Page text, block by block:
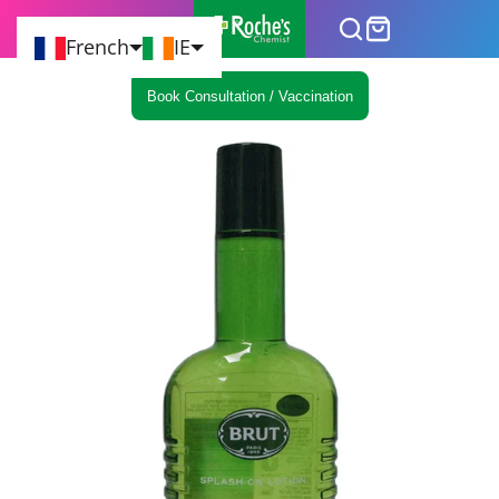
Book Consultation / Vaccination
French IE